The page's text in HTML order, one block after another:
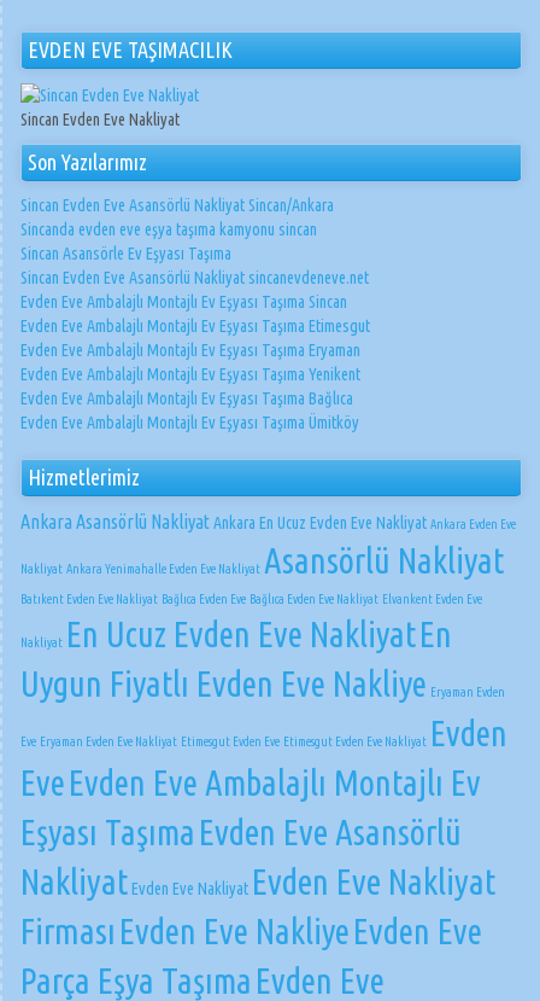
EVDEN EVE TAŞIMACILIK
Sincan Evden Eve Nakliyat
Son Yazılarımız
Sincan Evden Eve Asansörlü Nakliyat Sincan/Ankara
Sincanda evden eve eşya taşıma kamyonu sincan
Sincan Asansörle Ev Eşyası Taşıma
Sincan Evden Eve Asansörlü Nakliyat sincanevdeneve.net
Evden Eve Ambalajlı Montajlı Ev Eşyası Taşıma Sincan
Evden Eve Ambalajlı Montajlı Ev Eşyası Taşıma Etimesgut
Evden Eve Ambalajlı Montajlı Ev Eşyası Taşıma Eryaman
Evden Eve Ambalajlı Montajlı Ev Eşyası Taşıma Yenikent
Evden Eve Ambalajlı Montajlı Ev Eşyası Taşıma Bağlıca
Evden Eve Ambalajlı Montajlı Ev Eşyası Taşıma Ümitköy
Hizmetlerimiz
Ankara Asansörlü NakliyatAnkara En Ucuz Evden Eve Nakliyat Ankara Evden Eve
Nakliyat Ankara Yenimahalle Evden Eve Nakliyat Asansörlü Nakliyat
Batıkent Evden Eve Nakliyat Bağlıca Evden Eve Bağlıca Evden Eve Nakliyat Elvankent Evden Eve
Nakliyat En Ucuz Evden Eve NakliyatEn
Uygun Fiyatlı Evden Eve Nakliye Eryaman Evden
Eve Eryaman Evden Eve Nakliyat Etimesgut Evden Eve Etimesgut Evden Eve Nakliyat Evden
EveEvden Eve Ambalajlı Montajlı Ev
Eşyası Taşıma Evden Eve Asansörlü
NakliyatEvden Eve Nakliyat Evden Eve Nakliyat
Firması Evden Eve NakliyeEvden Eve
Parça Eşya Taşıma Evden Eve